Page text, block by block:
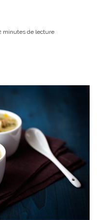
minutes de lecture